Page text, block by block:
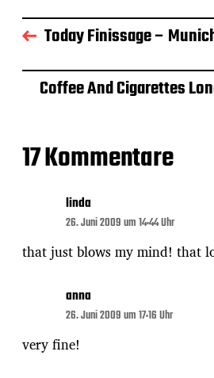
a
g
s
a
Today Finissage –
Coffee And Cigarettes
17 Kommentare
linda
26. Juni 2009 um 14:44 Uhr
that just blows my mind! that
anna
26. Juni 2009 um 17:16 Uhr
very fine!